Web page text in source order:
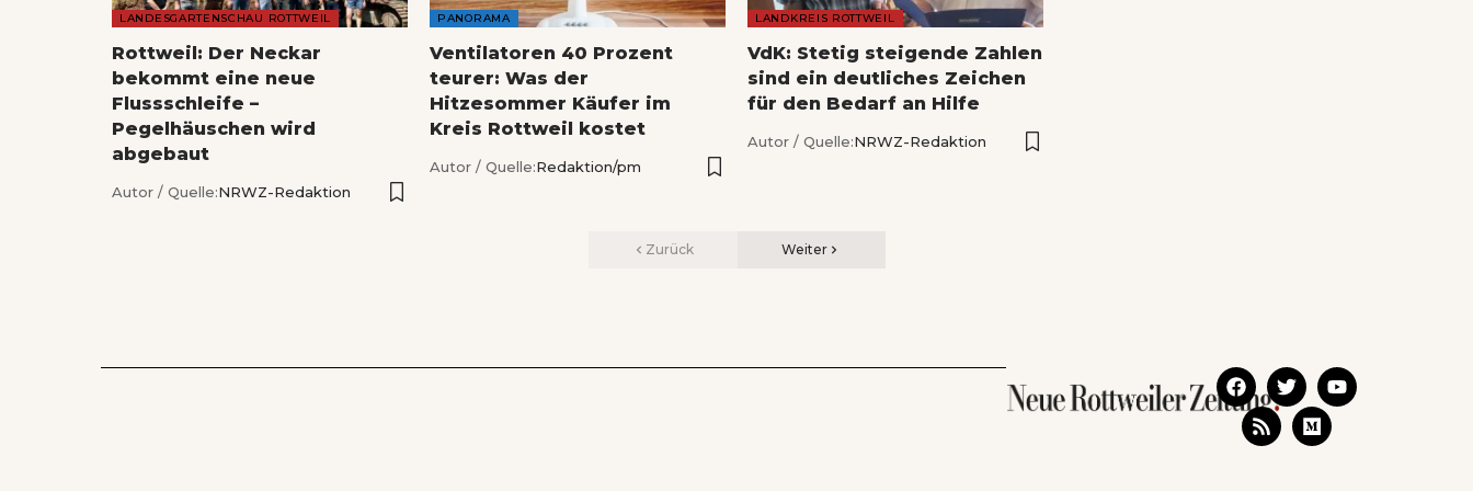
LANDESGARTENSCHAU ROTTWEIL
Rottweil: Der Neckar
bekommt eine neue
Flussschleife –
Pegelhäuschen wird
abgebaut
Autor / Quelle:NRWZ-Redaktion
PANORAMA
Ventilatoren 40 Prozent
teurer: Was der
Hitzesommer Käufer im
Kreis Rottweil kostet
Autor / Quelle:Redaktion/pm
LANDKREIS ROTTWEIL
VdK: Stetig steigende Zahlen
sind ein deutliches Zeichen
für den Bedarf an Hilfe
Autor / Quelle:NRWZ-Redaktion
Zurück Weiter